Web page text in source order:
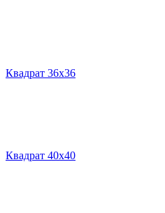
Квадрат 36х36
Квадрат 40х40